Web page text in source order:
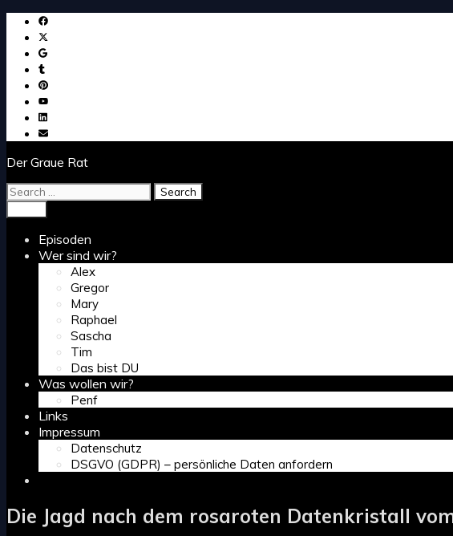
Skip
content
Der Graue Rat
Search
for:
Episoden
Wer sind wir?
Alex
Gregor
Mary
Raphael
Sascha
Tim
Das bist DU
Was wollen wir?
Penf
Links
Impressum
Datenschutz
DSGVO (GDPR) – persönliche Daten anfordern
Die Jagd nach dem rosaroten Datenkristall